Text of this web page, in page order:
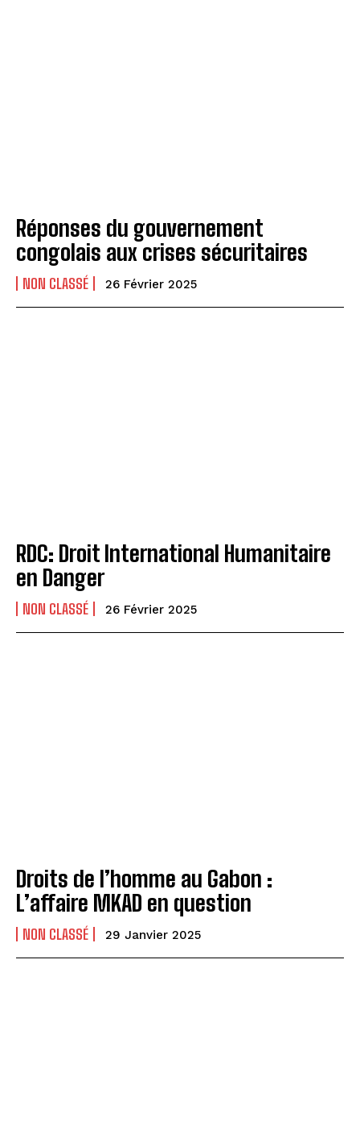
Réponses du gouvernement
congolais aux crises sécuritaires
NON CLASSÉ 26 Février 2025
RDC: Droit International Humanitaire
en Danger
NON CLASSÉ 26 Février 2025
Droits de l’homme au Gabon :
L’affaire MKAD en question
NON CLASSÉ 29 Janvier 2025